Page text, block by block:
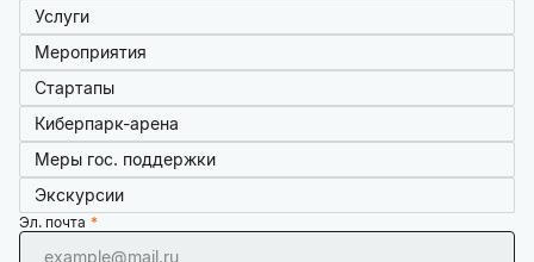
Услуги
Мероприятия
Стартапы
Киберпарк-арена
Меры гос. поддержки
Экскурсии
Эл. почта